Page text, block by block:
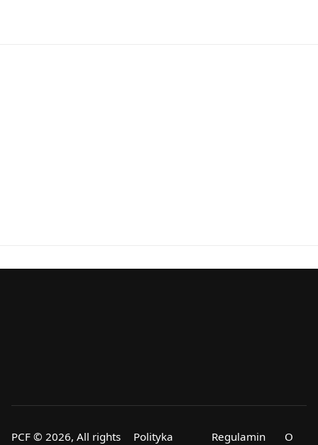
PCF © 2026, All rights
Polityka
Regulamin
O